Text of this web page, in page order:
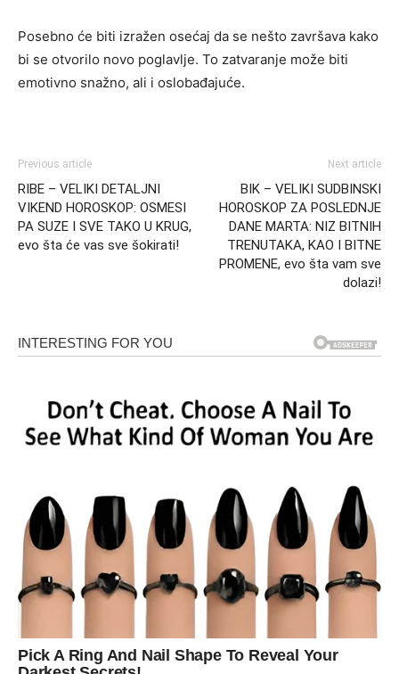
Posebno će biti izražen osećaj da se nešto završava kako
bi se otvorilo novo poglavlje. To zatvaranje može biti
emotivno snažno, ali i oslobađajuće.
Previous article
RIBE – VELIKI DETALJNI
VIKEND HOROSKOP: OSMESI
PA SUZE I SVE TAKO U KRUG,
evo šta će vas sve šokirati!
Next article
BIK – VELIKI SUDBINSKI
HOROSKOP ZA POSLEDNJE
DANE MARTA: NIZ BITNIH
TRENUTAKA, KAO I BITNE
PROMENE, evo šta vam sve
dolazi!